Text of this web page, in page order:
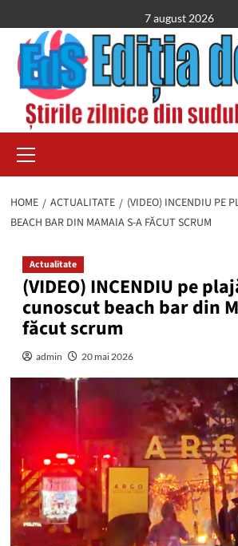
to
content
7 august 2026
Menu
HOME ACTUALITATE
(VIDEO) INCENDIU PE
BEACH BAR DIN MAMAIA S-A FĂCUT SCRUM
Actualitate
(VIDEO) INCENDIU pe
cunoscut beach bar din
făcut scrum
admin 20 mai 2026